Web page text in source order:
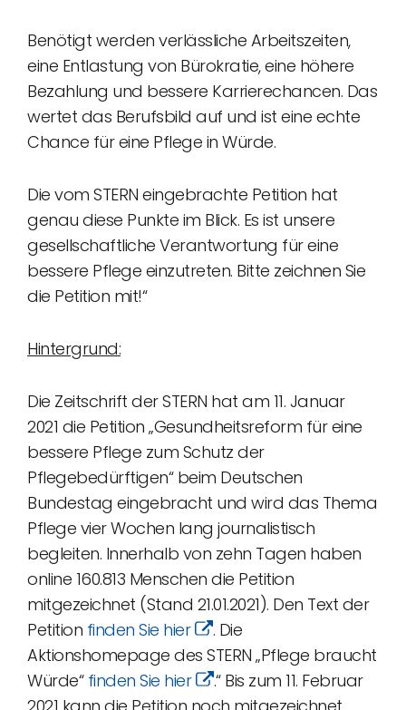
Benötigt werden verlässliche Arbeitszeiten,
eine Entlastung von Bürokratie, eine höhere
Bezahlung und bessere Karrierechancen. Das
wertet das Berufsbild auf und ist eine echte
Chance für eine Pflege in Würde.
Die vom STERN eingebrachte Petition hat
genau diese Punkte im Blick. Es ist unsere
gesellschaftliche Verantwortung für eine
bessere Pflege einzutreten. Bitte zeichnen Sie
die Petition mit!“
Hintergrund:
Die Zeitschrift der STERN hat am 11. Januar
2021 die Petition „Gesundheitsreform für eine
bessere Pflege zum Schutz der
Pflegebedürftigen“ beim Deutschen
Bundestag eingebracht und wird das Thema
Pflege vier Wochen lang journalistisch
begleiten. Innerhalb von zehn Tagen haben
online 160.813 Menschen die Petition
mitgezeichnet (Stand 21.01.2021). Den Text der
Petition finden Sie hier
. Die
Aktionshomepage des STERN „Pflege braucht
Würde“ finden Sie hier
.“ Bis zum 11. Februar